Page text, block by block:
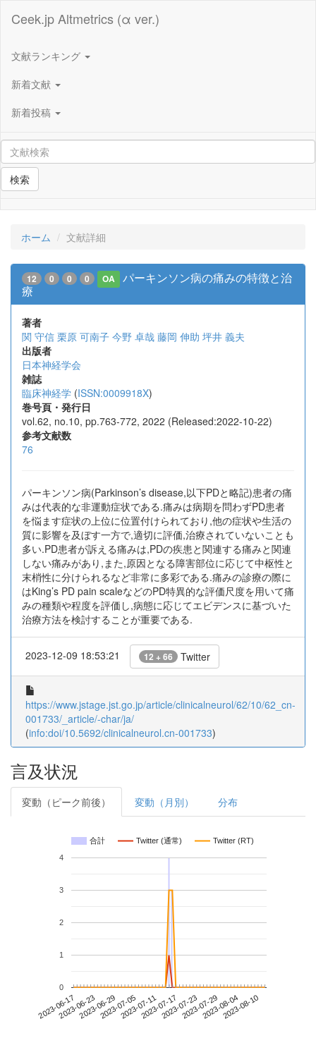
Ceek.jp Altmetrics (α ver.)
文献ランキング
新着文献
新着投稿
検索
ホーム 文献詳細
12 0 0 0 OA
パーキンソン病の痛みの特徴と治
療
著者
関 守信 栗原 可南子 今野 卓哉 藤岡 伸助 坪井 義夫
出版者
日本神経学会
雑誌
臨床神経学 (ISSN:0009918X)
巻号頁・発行日
vol.62, no.10, pp.763-772, 2022 (Released:2022-10-22)
参考文献数
76
パーキンソン病(Parkinson’s disease,以下PDと略記)患者の痛
みは代表的な非運動症状である.痛みは病期を問わずPD患者
を悩ます症状の上位に位置付けられており,他の症状や生活の
質に影響を及ぼす一方で,適切に評価,治療されていないことも
多い.PD患者が訴える痛みは,PDの疾患と関連する痛みと関連
しない痛みがあり,また,原因となる障害部位に応じて中枢性と
末梢性に分けられるなど非常に多彩である.痛みの診療の際に
はKing’s PD pain scaleなどのPD特異的な評価尺度を用いて痛
みの種類や程度を評価し,病態に応じてエビデンスに基づいた
治療方法を検討することが重要である.
2023-12-09 18:53:21 12 + 66 Twitter
https://www.jstage.jst.go.jp/article/clinicalneurol/62/10/62_cn-
001733/_article/-char/ja/
(info:doi/10.5692/clinicalneurol.cn-001733)
言及状況
変動（ピーク前後） 変動（月別） 分布
合計 Twitter (通常) Twitter (RT)
2023-06-172023-06-232023-06-292023-07-052023-07-112023-07-172023-07-232023-07-292023-08-042023-08-10
0
1
2
3
4